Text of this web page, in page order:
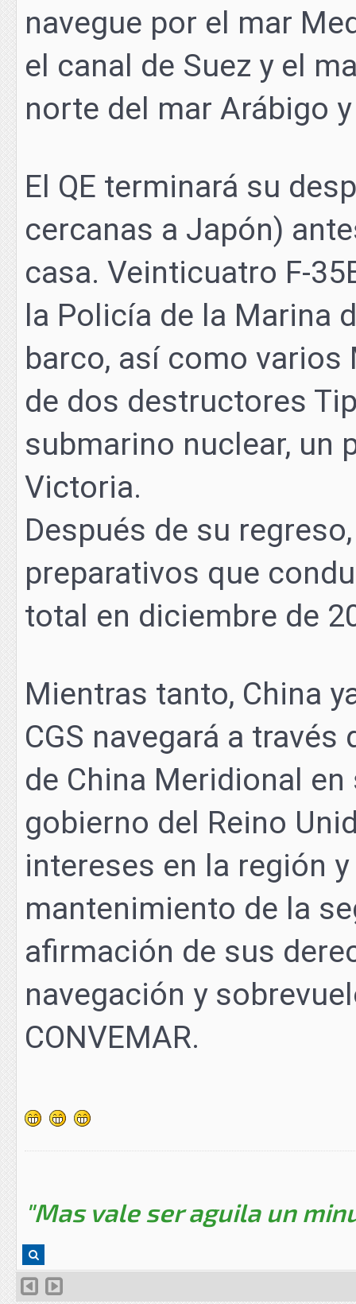
navegue por el mar
el canal de Suez y el
norte del mar Arábigo
El QE terminará su
cercanas a Japón)
casa. Veinticuatro F-
la Policía de la Marina
barco, así como varios
de dos destructores
submarino nuclear, un
Victoria.
Después de su
preparativos que
total en diciembre de
Mientras tanto, China
CGS navegará a
de China Meridional
gobierno del Reino
intereses en la región
mantenimiento de la
afirmación de sus
navegación y
CONVEMAR.
"Mas vale ser aguila un